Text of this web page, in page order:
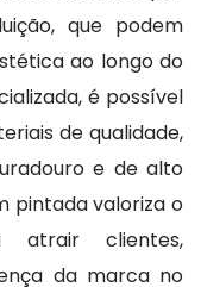
que podem
ao longo do
é possível
de qualidade,
e de alto
pintada valoriza o
atrair clientes,
da marca no